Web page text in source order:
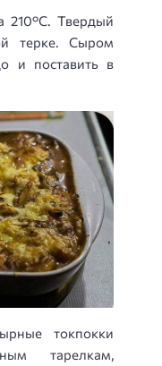
210°С. Твердый
терке. Сыром
и поставить в
токпокки
тарелкам,